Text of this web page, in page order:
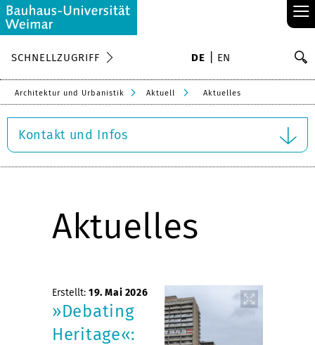
≡
SCHNELLZUGRIFF DE EN
Architektur und Urbanistik Aktuell Aktuelles
Kontakt und Infos
Aktuelles
Erstellt: 19. Mai 2026
»Debating
Heritage«: